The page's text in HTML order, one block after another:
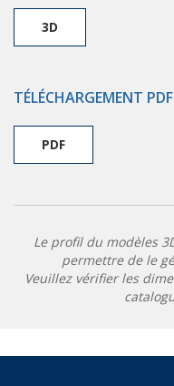
3D
TÉLÉCHARGEMENT PDF
PDF
Le profil du modèles
permettre de le
Veuillez vérifier les